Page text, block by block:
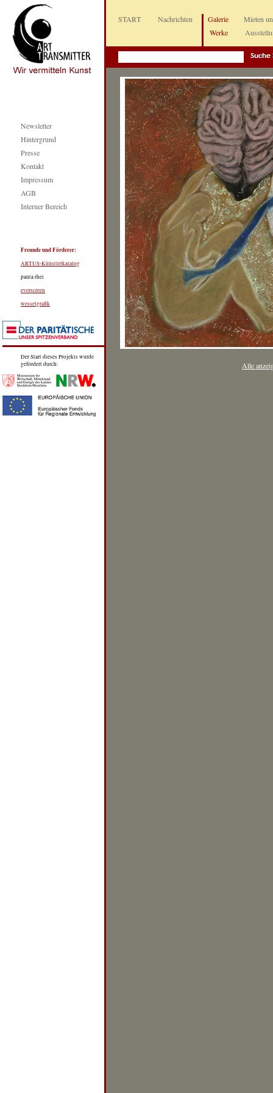
Newsletter
Hintergrund
Presse
Kontakt
Impressum
AGB
Interner Bereich
Freunde und Förderer:
ARTUS-Künstlerkatalog
panta rhei
everscreen
wesselgrafik
Der Start dieses Projekts wurde
gefördert durch:
START Nachrichten
Galerie
Werke
Mieten
Alle